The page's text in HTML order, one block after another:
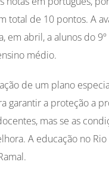
total de 10 pontos. A
em abril, a alunos do
médio.
de um plano
garantir a proteção a
mas se as
A educação no Rio